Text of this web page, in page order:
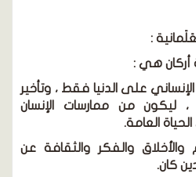
:
أركان هي :
الإنساني على الدنيا فقط ، وتأخير
، ليكون من ممارسات الإنسان
العامة.
والأخلاق والفكر والثقافة عن
كان.